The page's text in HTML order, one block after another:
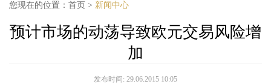
您现在的位置： 首页 > 新闻中心
预计市场的动荡导致欧元交易风险增
加
发布时间: 29.06.2015 10:05